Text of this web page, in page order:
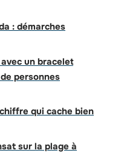
: démarches
un bracelet
personnes
qui cache bien
sur la plage à